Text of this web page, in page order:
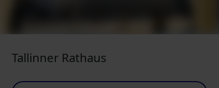
Tallinner Rathaus